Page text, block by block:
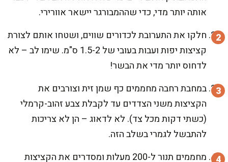
אותה יותר מדי, כדי שההמבורגר יישאר אוורירי.
חלקו את התערובת לכדורים שווים, ושטחו אותם לצורת
קציצות יפות ועבות בעובי של 1.5-2 ס"מ. שימו לב – לא
לדחוס יותר מדי את הבשר!
במחבת רחבה מחממים כף שמן זית וצורבים את
הקציצות משני הצדדים עד לקבלת צבע זהוב-קרמלי
(כשתי דקות מכל צד). לא לדאוג – הן לא צריכות
להתבשל לגמרי בשלב הזה.
מחממים תנור ל-200 מעלות ומסדרים את הקציצות